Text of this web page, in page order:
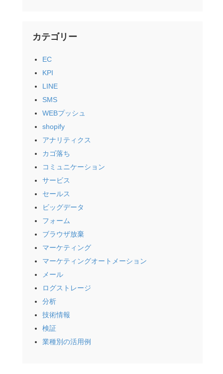
カテゴリー
EC
KPI
LINE
SMS
WEBプッシュ
shopify
アナリティクス
カゴ落ち
コミュニケーション
サービス
セールス
ビッグデータ
フォーム
ブラウザ放棄
マーケティング
マーケティングオートメーション
メール
ログストレージ
分析
技術情報
検証
業種別の活用例